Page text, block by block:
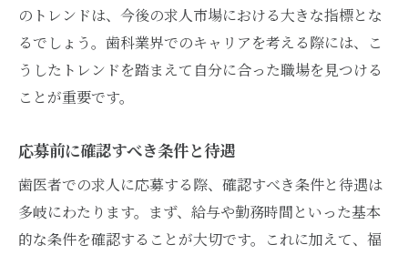
のトレンドは、今後の求人市場における大きな指標とな
るでしょう。歯科業界でのキャリアを考える際には、こ
うしたトレンドを踏まえて自分に合った職場を見つける
ことが重要です。
応募前に確認すべき条件と待遇
歯医者での求人に応募する際、確認すべき条件と待遇は
多岐にわたります。まず、給与や勤務時間といった基本
的な条件を確認することが大切です。これに加えて、福